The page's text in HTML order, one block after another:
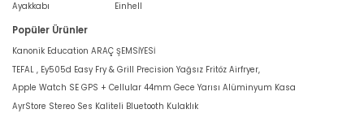
Ayakkabı
Einhell
Popüler Ürünler
Kanonik Education ARAÇ ŞEMSİYESİ
TEFAL , Ey505d Easy Fry & Grill Precision Yağsız Fritöz Airfryer,
Apple Watch SE GPS + Cellular 44mm Gece Yarısı Alüminyum Kasa
AyrStore Stereo Ses Kaliteli Bluetooth Kulaklık